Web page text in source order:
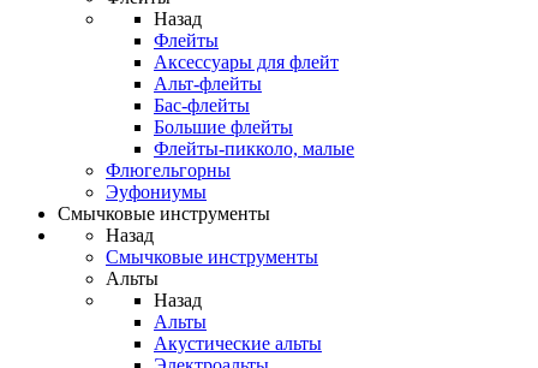
Назад
Флейты
Аксессуары для флейт
Альт-флейты
Бас-флейты
Большие флейты
Флейты-пикколо, малые
Флюгельгорны
Эуфониумы
Смычковые инструменты
Назад
Смычковые инструменты
Альты
Назад
Альты
Акустические альты